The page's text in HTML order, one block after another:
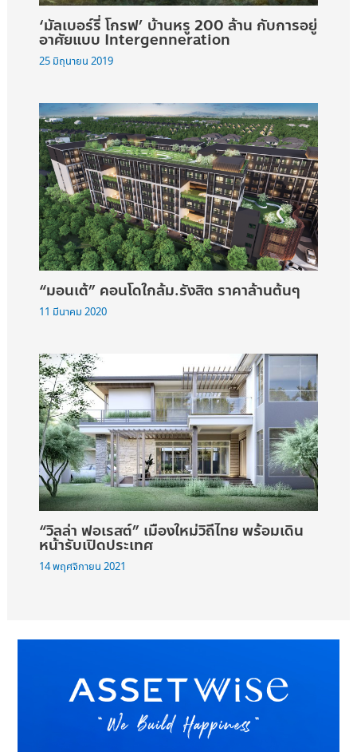
‘มัลเบอร์รี่ โกรฟ’ บ้านหรู 200 ล้าน กับการอยู่
อาศัยแบบ Intergenneration
25 มิถุนายน 2019
“มอนเต้” คอนโดใกล้ม.รังสิต ราคาล้านต้นๆ
11 มีนาคม 2020
“วิลล่า ฟอเรสต์” เมืองใหม่วิถีไทย พร้อมเดิน
หน้ารับเปิดประเทศ
14 พฤศจิกายน 2021